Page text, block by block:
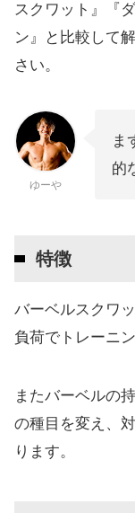
スクワット』『
ン』と比較して
さい。
ゆーや
ま
的
特徴
バーベルスクワ
負荷でトレーニ
またバーベルの
の種目を変え、
ります。